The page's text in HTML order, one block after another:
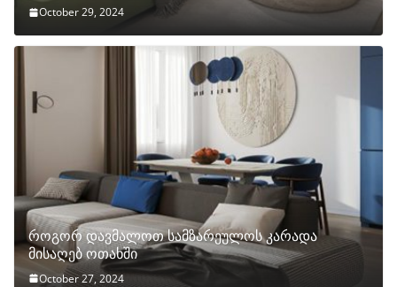
October 29, 2024
როგორ დავმალოთ სამზარეულოს კარადა
მისაღებ ოთახში
October 27, 2024